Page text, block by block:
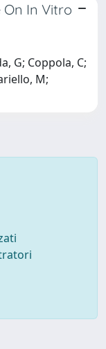
In Vitro
G; Coppola, C;
M;